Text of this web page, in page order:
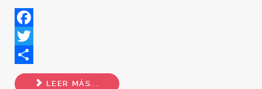
Facebook
Twitter
Share
LEER MÁS...